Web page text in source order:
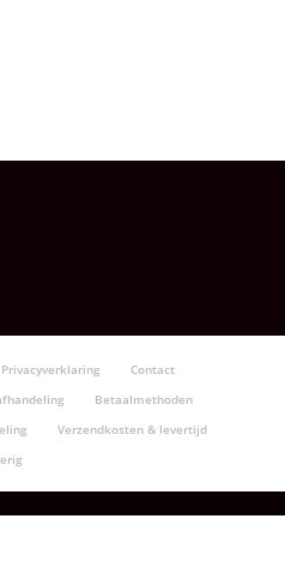
Privacyverklaring
Contact
Betaalmethoden
Verzendkosten & levertijd